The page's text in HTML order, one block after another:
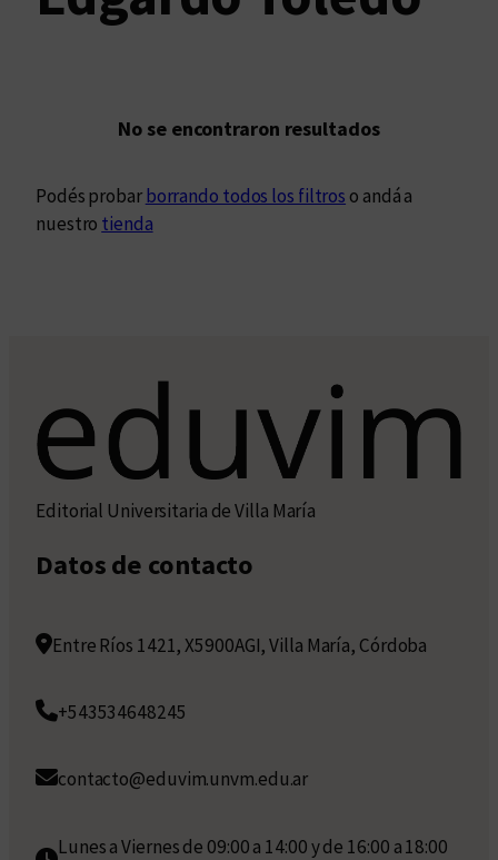
No se encontraron resultados
Podés probarborrando todos los filtros o andá a
nuestro tienda
Editorial Universitaria de Villa María
Datos de contacto
Entre Ríos 1421, X5900AGI, Villa María, Córdoba
+543534648245
contacto@eduvim.unvm.edu.ar
Lunes a Viernes de 09:00 a 14:00 y de 16:00 a 18:00